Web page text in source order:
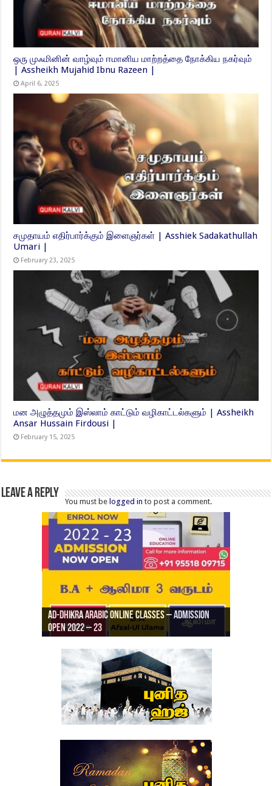
ஒரு முஃமினின் வாழ்வும் ஈமானிய மாற்றத்தை நோக்கிய நகர்வும்
| Assheikh Mujahid Ibnu Razeen |
April 6, 2025
சமுதாயம் எதிர்பார்க்கும் இளைஞர்கள் | Asshiek Sadakathullah
Umari |
February 23, 2025
மன அழுத்தமும் இஸ்லாம் காட்டும் வழிகாட்டல்களும் | Assheikh
Ansar Hussain Firdousi |
February 15, 2025
Leave a Reply
You must belogged in to post a comment.
Ad-Dhikra Arabic Online Classes – Admission
Open 2022 – 23
Ad-Dhikra Arabic Online Classes – BA Arabic
AD DHIKRA ARABIC COLLEGE ADMISSION
ரியாத் ஜும்ஆ தமிழாக்கம், Jamia Al Hajiri
Masjid (Kuwait Masjid), Malaz, Riyadh